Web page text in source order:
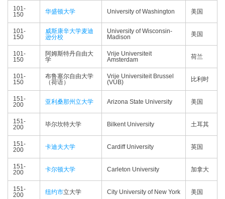
101-
150
华盛顿大学 University of Washington 美国
101-
150
威斯康辛大学麦迪
逊分校
University of Wisconsin-
Madison
美国
101-
150
阿姆斯特丹自由大
学
Vrije Universiteit
Amsterdam
荷兰
101-
150
布鲁塞尔自由大学
（荷语）
Vrije Universiteit Brussel
(VUB)
比利时
151-
200
亚利桑那州立大学 Arizona State University 美国
151-
200
毕尔坎特大学 Bilkent University 土耳其
151-
200
卡迪夫大学 Cardiff University 英国
151-
200
卡尔顿大学 Carleton University 加拿大
151-
200
纽约市立大学 City University of New York 美国